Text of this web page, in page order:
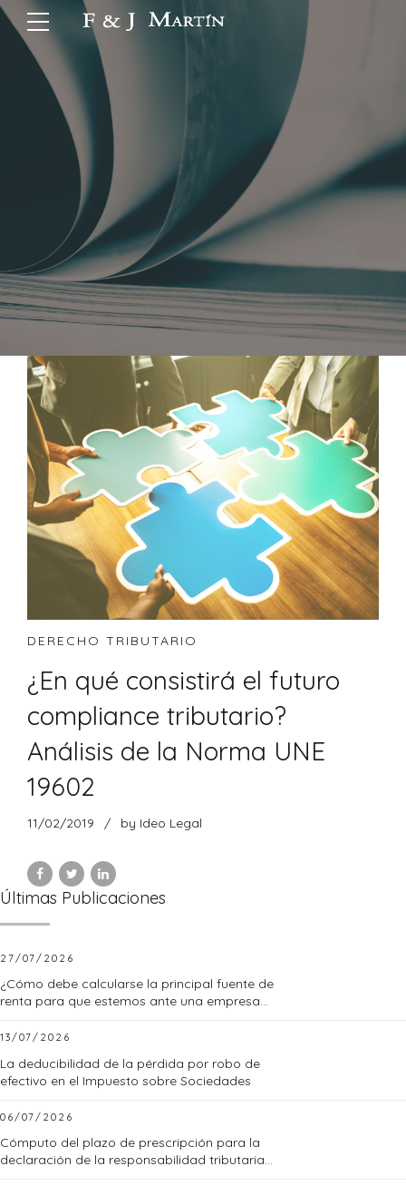
DERECHO TRIBUTARIO
¿En qué consistirá el futuro
compliance tributario?
Análisis de la Norma UNE
19602
11/02/2019 by Ideo Legal
Últimas Publicaciones
27/07/2026
¿Cómo debe calcularse la principal fuente de
renta para que estemos ante una empresa
13/07/2026
La deducibilidad de la pérdida por robo de
efectivo en el Impuesto sobre Sociedades
06/07/2026
Cómputo del plazo de prescripción para la
declaración de la responsabilidad tributaria